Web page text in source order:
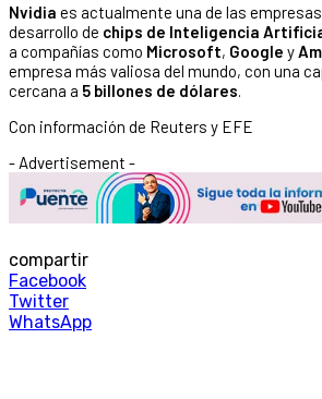
Nvidia es actualmente una de las
desarrollo de chips de Inteligencia
a compañías como Microsoft, Google y
empresa más valiosa del mundo, con una
cercana a 5 billones de dólares.
Con información de Reuters y EFE
- Advertisement -
compartir
Facebook
Twitter
WhatsApp